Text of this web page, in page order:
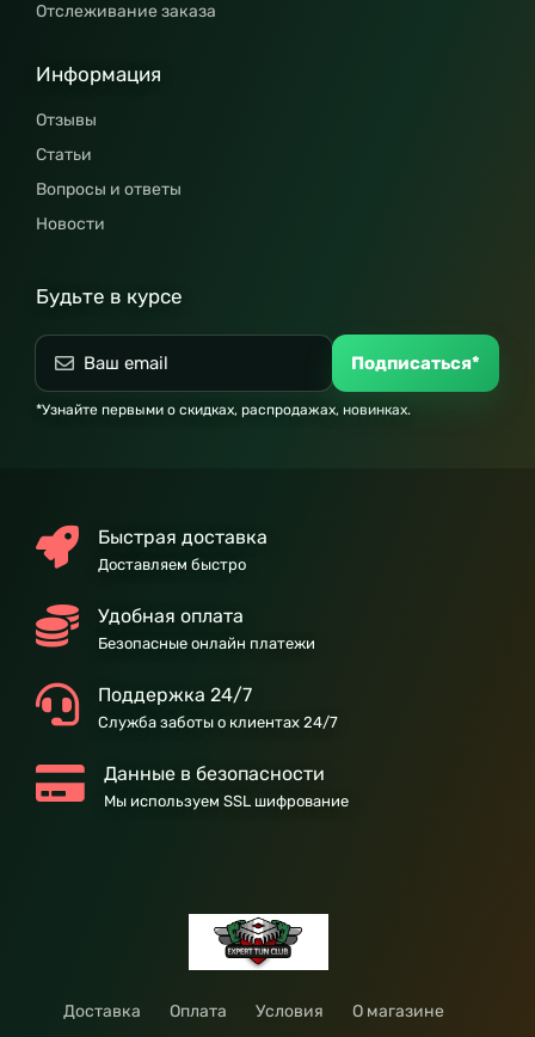
Отслеживание заказа
Информация
Отзывы
Статьи
Вопросы и ответы
Новости
Будьте в курсе
Подписаться*
*Узнайте первыми о скидках, распродажах, новинках.
Быстрая доставка
Доставляем быстро
Удобная оплата
Безопасные онлайн платежи
Поддержка 24/7
Служба заботы о клиентах 24/7
Данные в безопасности
Мы используем SSL шифрование
Доставка Оплата Условия
О магазине